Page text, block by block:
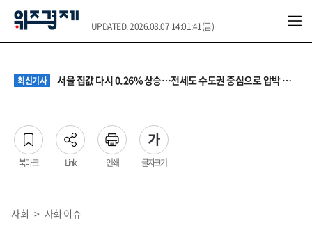
UPDATED. 2026.08.07 14:01:41(금)
최신기사 서울 집값 다시 0.26% 상승…전세도 수도권 중심으로 압박 커져
최신기사 원·하청 교섭 갈등에 안전 지원 위축까지… 노란봉투법 불확실성 해법은
최신기사 청소년 혐오 표현, '처벌과 낙인'에서 '교양과 상식'으로
북마크 Link 인쇄 글자크기
사회 > 사회 이슈